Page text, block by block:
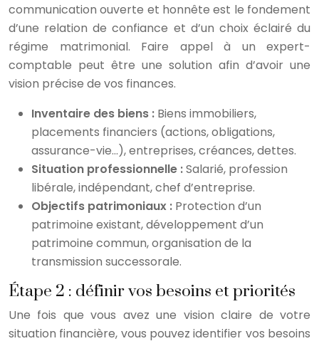
communication ouverte et honnête est le fondement
d’une relation de confiance et d’un choix éclairé du
régime matrimonial. Faire appel à un expert-
comptable peut être une solution afin d’avoir une
vision précise de vos finances.
Inventaire des biens : Biens immobiliers,
placements financiers (actions, obligations,
assurance-vie…), entreprises, créances, dettes.
Situation professionnelle :Salarié, profession
libérale, indépendant, chef d’entreprise.
Objectifs patrimoniaux : Protection d’un
patrimoine existant, développement d’un
patrimoine commun, organisation de la
transmission successorale.
Étape 2 : définir vos besoins et priorités
Une fois que vous avez une vision claire de votre
situation financière, vous pouvez identifier vos besoins